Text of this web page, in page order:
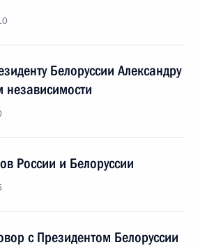
Белоруссии Александру
России и Белоруссии
с Президентом Белоруссии